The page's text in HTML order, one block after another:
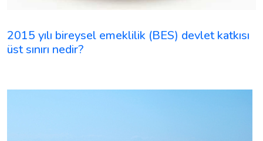
2015 yılı bireysel emeklilik (BES) devlet katkısı
üst sınırı nedir?